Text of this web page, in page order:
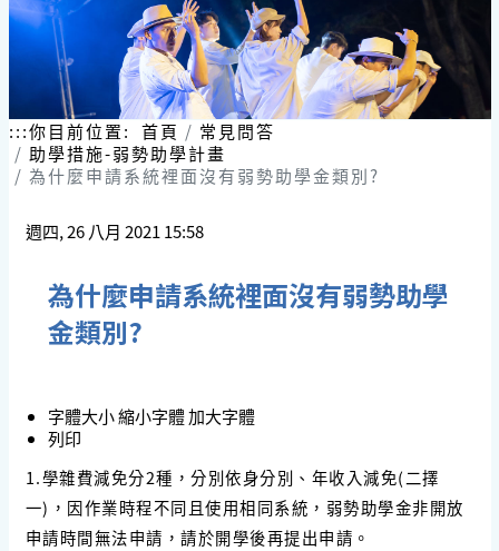
:::你目前位置: 首頁
常見問答
助學措施-弱勢助學計畫
為什麼申請系統裡面沒有弱勢助學金類別?
週四, 26 八月 2021 15:58
為什麼申請系統裡面沒有弱勢助學
金類別?
字體大小縮小字體加大字體
列印
1.學雜費減免分2種，分別依身分別、年收入減免(二擇
一)，因作業時程不同且使用相同系統，弱勢助學金非開放
申請時間無法申請，請於開學後再提出申請。